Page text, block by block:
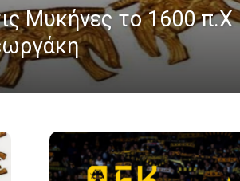
Μυκήνες το 1600 π.Χ